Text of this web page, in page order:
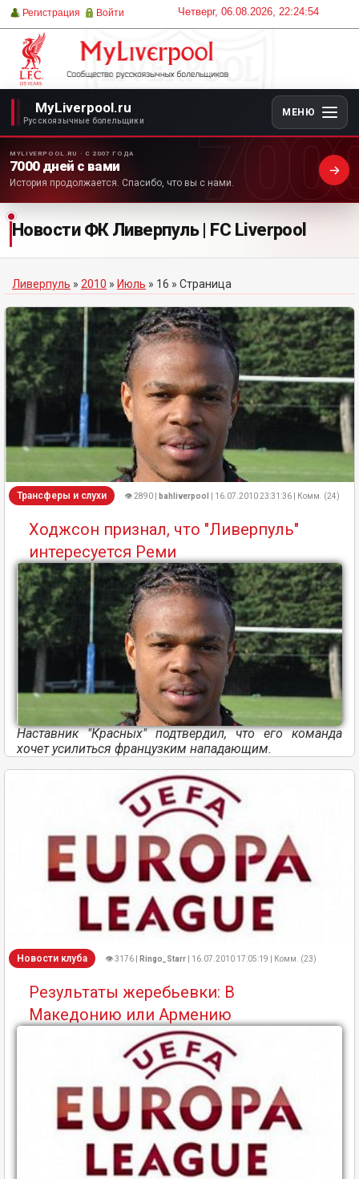
Четверг, 06.08.2026, 22:24:54
Регистрация Войти
MyLiverpool.ru
Русскоязычные болельщики
МЕНЮ
MYLIVERPOOL.RU · С 2007 ГОДА
7000 дней с вами
История продолжается. Спасибо, что вы с нами.
Новости ФК Ливерпуль | FC Liverpool
Ливерпуль » 2010 » Июль » 16 » Страница
Трансферы и слухи 👁 2890 | bahliverpool | 16.07.2010 23:31:36 | Комм. (24)
Ходжсон признал, что "Ливерпуль"
интересуется Реми
Наставник "Красных" подтвердил, что его команда
хочет усилиться французким нападающим.
Новости клуба 👁 3176 | Ringo_Starr | 16.07.2010 17:05:19 | Комм. (23)
Результаты жеребьевки: В
Македонию или Армению